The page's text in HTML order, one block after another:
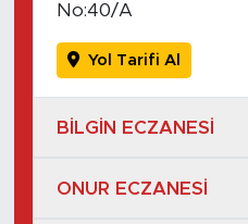
No:40/A
Yol Tarifi Al
BİLGİN ECZANESİ
ONUR ECZANESİ